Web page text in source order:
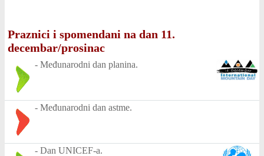
Praznici i spomendani na dan 11.
decembar/prosinac
- Međunarodni dan planina.
- Međunarodni dan astme.
- Dan UNICEF-a.